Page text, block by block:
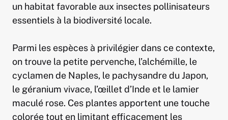
un habitat favorable aux insectes pollinisateurs
essentiels à la biodiversité locale.
Parmi les espèces à privilégier dans ce contexte,
on trouve la petite pervenche, l’alchémille, le
cyclamen de Naples, le pachysandre du Japon,
le géranium vivace, l’œillet d’Inde et le lamier
maculé rose. Ces plantes apportent une touche
colorée tout en limitant efficacement les